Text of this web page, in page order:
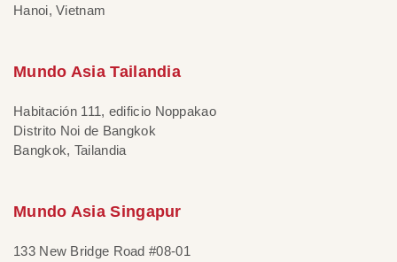
Hanoi, Vietnam
Mundo Asia Tailandia
Habitación 111, edificio Noppakao
Distrito Noi de Bangkok
Bangkok, Tailandia
Mundo Asia Singapur
133 New Bridge Road #08-01